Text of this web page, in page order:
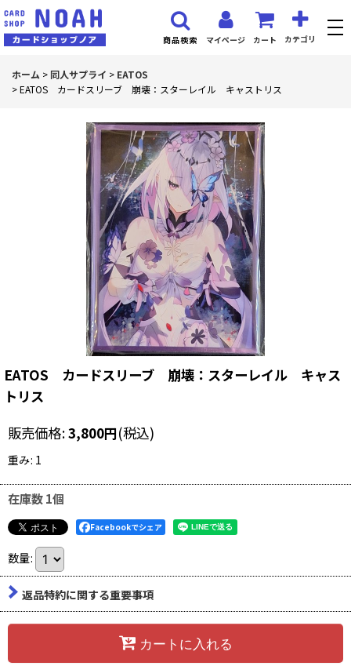
マイページ カート カテゴリ
商品検索
ホーム > 同人サプライ > EATOS
>EATOS カードスリーブ 崩壊：スターレイル キャストリス
EATOS カードスリーブ 崩壊：スターレイル キャス
トリス
販売価格:3,800円(税込)
重み: 1
在庫数 1個
Facebookでシェア
数量:
返品特約に関する重要事項
カートに入れる